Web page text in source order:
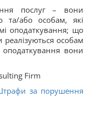
послуг – вони
та/або особам, які
оподаткування; що
реалізуються особам
вони
Firm
за порушення